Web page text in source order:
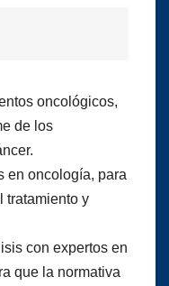
oncológicos,
de los
en oncología, para
tratamiento y
con expertos en
que la normativa